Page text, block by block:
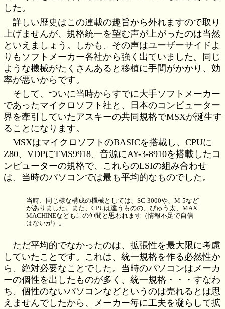
した。
詳しい歴史はこの連載の趣旨から外れますので取り
上げませんが、規格統一を望む声が上がったのは当然
といえましょう。しかも、その声はユーザーサイドよ
りもソフトメーカー各社から強く出ていました。同じ
ような機械がたくさんあると移植に手間がかかり、効
率が悪いからです。
そして、ついに当時からすでに大手ソフトメーカー
であったマイクロソフト社と、日本のコンピューター
界を牽引していたアスキーの共同規格でMSXが誕生す
ることになります。
MSXはマイクロソフトのBASICを搭載し、CPUに
Z80、VDPにTMS9918、音源にAY-3-8910を搭載したコ
ンピューターの規格で、これらのLSIの組み合わせ
は、当時のパソコンでは最も平均的なものでした。
当時、同じ様な構成の機械としては、SC-3000や、M-5など
がありました。また、CPUは違うものの、ぴゅう太、MAX
MACHINEなどもこの仲間と思われます（情報不足で自信
はないが）。
ただ平均的でなかったのは、拡張性を最大限に考慮
していたことです。これは、統一規格を作る必然性か
ら、絶対必要なことでした。当時のパソコンはメーカ
ーの個性を出したものが多く、統一規格・・・すなわ
ち、個性のないパソコンなどというのは売れるとは思
えませんでしたから、メーカー毎に工夫を凝らして拡